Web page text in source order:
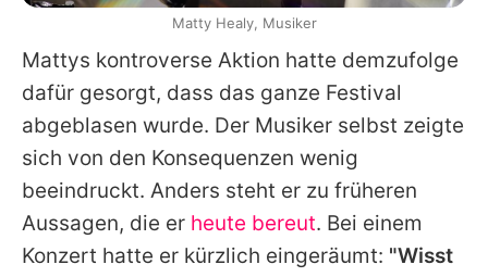
Mattys kontroverse Aktion hatte demzufolge
dafür gesorgt, dass das ganze Festival
abgeblasen wurde. Der Musiker selbst zeigte
sich von den Konsequenzen wenig
beeindruckt. Anders steht er zu früheren
Aussagen, die er heute bereut. Bei einem
Konzert hatte er kürzlich eingeräumt: "Wisst
Matty Healy, Musiker